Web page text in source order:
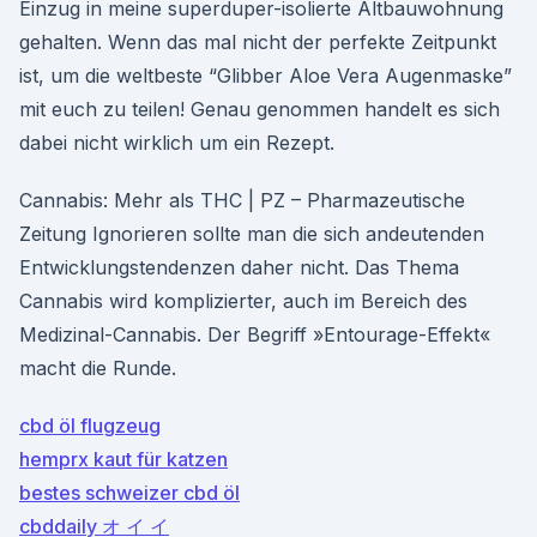
Einzug in meine superduper-isolierte Altbauwohnung
gehalten. Wenn das mal nicht der perfekte Zeitpunkt
ist, um die weltbeste “Glibber Aloe Vera Augenmaske”
mit euch zu teilen! Genau genommen handelt es sich
dabei nicht wirklich um ein Rezept.
Cannabis: Mehr als THC | PZ – Pharmazeutische
Zeitung Ignorieren sollte man die sich andeutenden
Entwicklungstendenzen daher nicht. Das Thema
Cannabis wird komplizierter, auch im Bereich des
Medizinal-Cannabis. Der Begriff »Entourage-Effekt«
macht die Runde.
cbd öl flugzeug
hemprx kaut für katzen
bestes schweizer cbd öl
cbddaily オ イ イ